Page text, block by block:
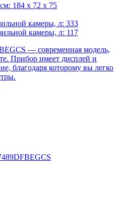
184 х 72 х 75
камеры, л: 333
камеры, л: 117
— современная модель,
Прибор имеет дисплей и
благодаря которому вы легко